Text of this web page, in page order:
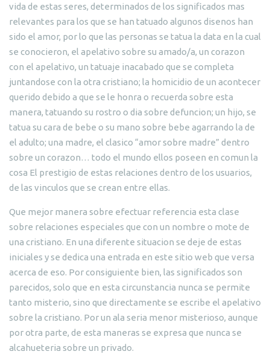
vida de estas seres, determinados de los significados mas
relevantes para los que se han tatuado algunos disenos han
sido el amor, por lo que las personas se tatua la data en la cual
se conocieron, el apelativo sobre su amado/a, un corazon
con el apelativo, un tatuaje inacabado que se completa
juntandose con la otra cristiano; la homicidio de un acontecer
querido debido a que se le honra o recuerda sobre esta
manera, tatuando su rostro o dia sobre defuncion; un hijo, se
tatua su cara de bebe o su mano sobre bebe agarrando la de
el adulto; una madre, el clasico “amor sobre madre” dentro
sobre un corazon… todo el mundo ellos poseen en comun la
cosa El prestigio de estas relaciones dentro de los usuarios,
de las vinculos que se crean entre ellas.
Que mejor manera sobre efectuar referencia esta clase
sobre relaciones especiales que con un nombre o mote de
una cristiano. En una diferente situacion se deje de estas
iniciales y se dedica una entrada en este sitio web que versa
acerca de eso. Por consiguiente bien, las significados son
parecidos, solo que en esta circunstancia nunca se permite
tanto misterio, sino que directamente se escribe el apelativo
sobre la cristiano. Por un ala seri­a menor misterioso, aunque
por otra parte, de esta maneras se expresa que nunca se
alcahueteria sobre un privado.